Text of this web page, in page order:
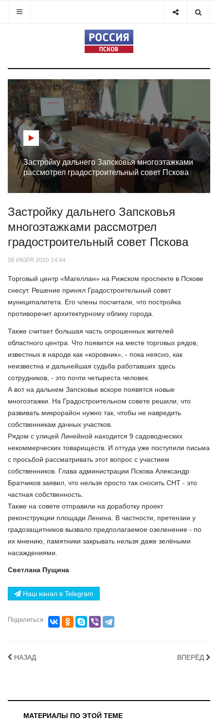
Застройку дальнего Запсковья многоэтажками
рассмотрел градостроительный совет Пскова
Застройку дальнего Запсковья
многоэтажками рассмотрел
градостроительный совет Пскова
06 ИЮЛЯ 2020 14:44
Торговый центр «Магеллан» на Рижском проспекте в Пскове
снесут. Решение принял Градостроительный совет
муниципалитета. Его члены посчитали, что постройка
противоречит архитектурному облику города.
Также считает большая часть опрошенных жителей
областного центра. Что появится на месте торговых рядов,
известных в народе как «коровник», - пока неясно, как
неизвестна и дальнейшая судьба работавших здесь
сотрудников, - это почти четыреста человек.
А вот на дальнем Запсковье вскоре появятся новые
многоэтажки. На Градостроительном совете решили, что
развивать микрорайон нужно так, чтобы не навредить
собственникам дачных участков.
Рядом с улицей Линейной находится 9 садоводческих
некоммерческих товариществ. И оттуда уже поступили письма
с просьбой рассматривать этот вопрос с участием
собственников. Глава администрации Пскова Александр
Братчиков заявил, что нельзя просто так сносить СНТ - это
частная собственность.
Также на совете отправили на доработку проект
реконструкции площади Ленина. В частности, претензии у
градозащитников вызвало предполагаемое озеленение - по
их мнению, памятники закрывать нельзя даже зелёными
насаждениями.
Светлана Пущина
Наш канал в Telegram
Поделиться
НАЗАД ВПЕРЁД
МАТЕРИАЛЫ ПО ЭТОЙ ТЕМЕ